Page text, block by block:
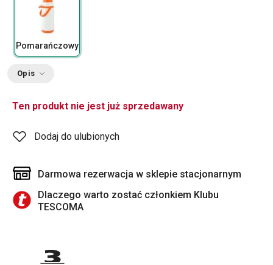
Pomarańczowy
Opis
Ten produkt nie jest już sprzedawany
Dodaj do ulubionych
Darmowa rezerwacja w sklepie stacjonarnym
Dlaczego warto zostać członkiem Klubu
TESCOMA